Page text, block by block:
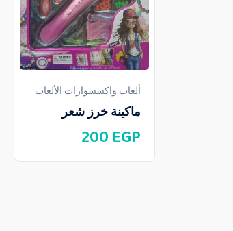
ألعاب واكسسوارات الألعاب
ماكينة خرز شعر
200 EGP